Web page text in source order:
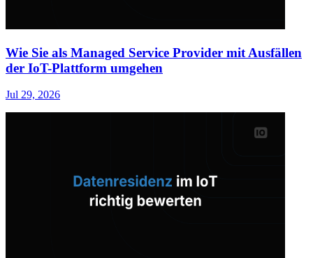
Wie Sie als Managed Service Provider mit Ausfällen
der IoT-Plattform umgehen
Jul 29, 2026